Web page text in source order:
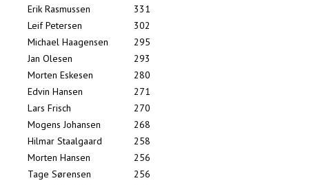
Erik Rasmussen
331
Leif Petersen
302
Michael Haagensen
295
Jan Olesen
293
Morten Eskesen
280
Edvin Hansen
271
Lars Frisch
270
Mogens Johansen
268
Hilmar Staalgaard
258
Morten Hansen
256
Tage Sørensen
256